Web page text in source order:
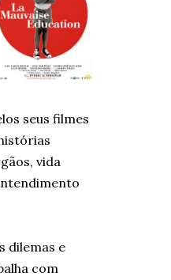
seus filmes
vida
dilemas e
com